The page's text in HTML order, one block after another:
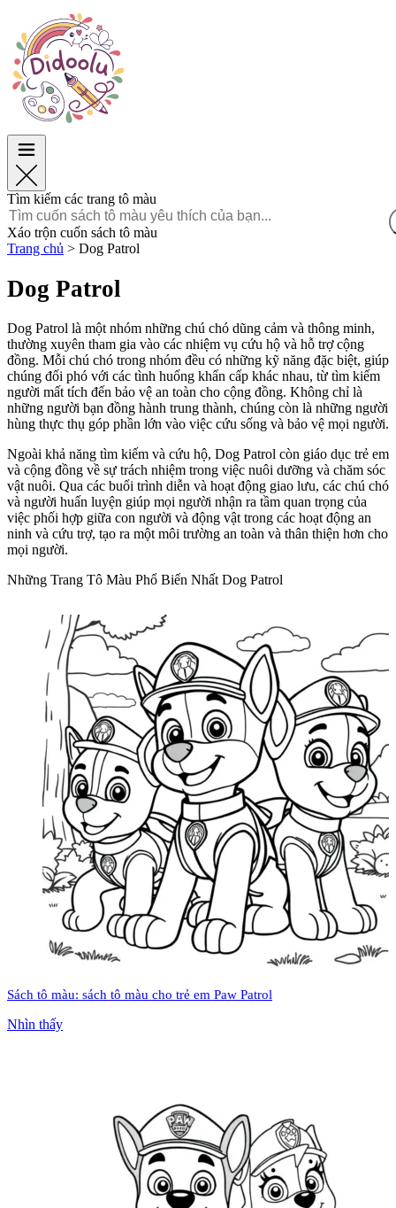
Phục Sinh
TOP Danh mục
Dành cho bé trai
Dành cho bé gái
Tiếng Việt
POLSKI
FRANÇAIS
MALAGASY
TIẾNG
VIỆT
Phục Sinh
TOP Danh mục
Dành cho bé trai
Dành cho bé gái
Tìm kiếm các trang tô màu
Xáo trộn cuốn sách tô màu
Trang chủ > Dog Patrol
Dog Patrol
Dog Patrol là một nhóm những chú chó dũng cảm và thông minh,
thường xuyên tham gia vào các nhiệm vụ cứu hộ và hỗ trợ cộng
đồng. Mỗi chú chó trong nhóm đều có những kỹ năng đặc biệt, giúp
chúng đối phó với các tình huống khẩn cấp khác nhau, từ tìm kiếm
người mất tích đến bảo vệ an toàn cho cộng đồng. Không chỉ là
những người bạn đồng hành trung thành, chúng còn là những người
hùng thực thụ góp phần lớn vào việc cứu sống và bảo vệ mọi người.
Ngoài khả năng tìm kiếm và cứu hộ, Dog Patrol còn giáo dục trẻ em
và cộng đồng về sự trách nhiệm trong việc nuôi dưỡng và chăm sóc
vật nuôi. Qua các buổi trình diễn và hoạt động giao lưu, các chú chó
và người huấn luyện giúp mọi người nhận ra tầm quan trọng của
việc phối hợp giữa con người và động vật trong các hoạt động an
ninh và cứu trợ, tạo ra một môi trường an toàn và thân thiện hơn cho
mọi người.
Những Trang Tô Màu Phổ Biến Nhất Dog Patrol
Sách tô màu: sách tô màu cho trẻ em Paw Patrol
Nhìn thấy